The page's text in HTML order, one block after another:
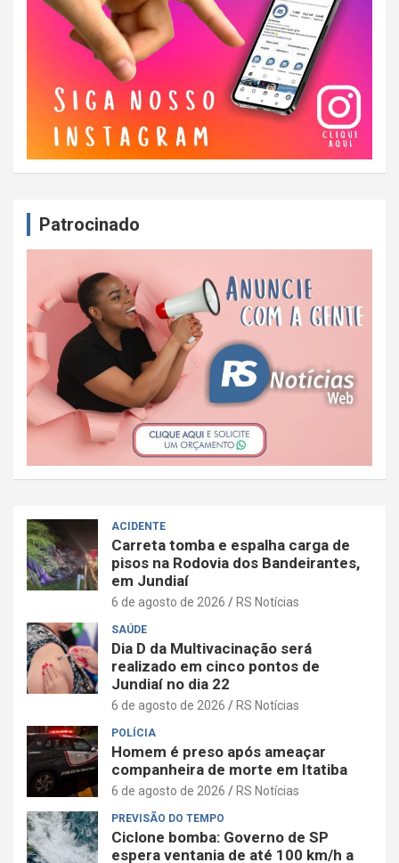
Patrocinado
ACIDENTE
Carreta tomba e espalha carga de
pisos na Rodovia dos Bandeirantes,
em Jundiaí
6 de agosto de 2026 RS Notícias
SAÚDE
Dia D da Multivacinação será
realizado em cinco pontos de
Jundiaí no dia 22
6 de agosto de 2026 RS Notícias
POLÍCIA
Homem é preso após ameaçar
companheira de morte em Itatiba
6 de agosto de 2026 RS Notícias
PREVISÃO DO TEMPO
Ciclone bomba: Governo de SP
espera ventania de até 100 km/h a